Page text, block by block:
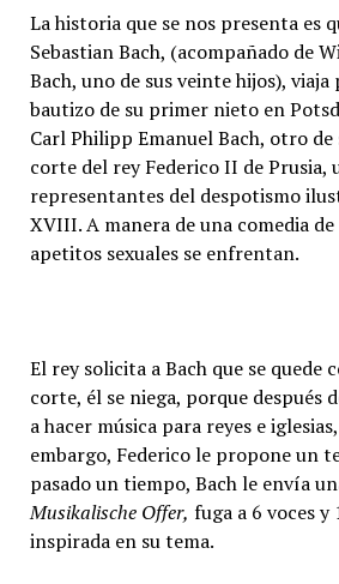
La historia que se nos presenta es
Sebastian Bach, (acompañado de
Bach, uno de sus veinte hijos),
bautizo de su primer nieto en
Carl Philipp Emanuel Bach, otro de
corte del rey Federico II de Prusia,
representantes del despotismo
XVIII. A manera de una comedia
apetitos sexuales se enfrentan.
El rey solicita a Bach que se quede
corte, él se niega, porque después
a hacer música para reyes e
embargo, Federico le propone un
pasado un tiempo, Bach le envía
Musikalische Offer, fuga a 6 voces
inspirada en su tema.